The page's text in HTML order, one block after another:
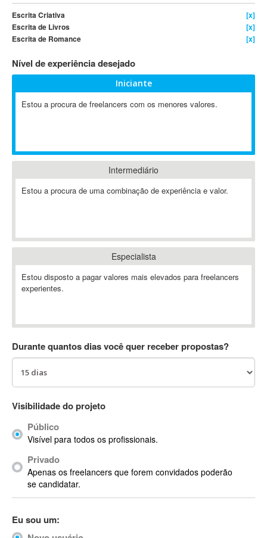
3GSM
4D Dimension
802.11
A-GPS
ABBYY FineReader
AbleCommerce
Ableton Push
Abstract Window Toolkit (AWT)
Absynth
ACARS
AccountMate
ACDSee
ACID Pro
ACPI
Acrobat
Acrobat X
Acronis
Actian
Actimize
ActionScript
Active Directory
Escrita Criativa
[x]
Escrita de Livros
[x]
Escrita de Romance
[x]
Nível de experiência desejado
Iniciante
Estou a procura de freelancers com os menores valores.
Intermediário
Estou a procura de uma combinação de experiência e valor.
Especialista
Estou disposto a pagar valores mais elevados para freelancers
experientes.
Durante quantos dias você quer receber propostas?
Visibilidade do projeto
Público
Visível para todos os profissionais.
Privado
Apenas os freelancers que forem convidados poderão
se candidatar.
Eu sou um: